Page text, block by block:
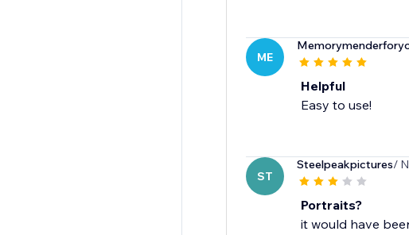
ME
Helpful
Easy to use!
ST
Steelpeakpictures/
Portraits?
it would have